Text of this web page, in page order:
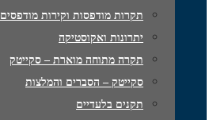
תקרות מודפסות וקירות מודפסים
יתרונות ואקוסטיקה
תקרה מתוחה מוארת – סקייטק
סקייטק – הסברים והמלצות
תקנים בלעדיים